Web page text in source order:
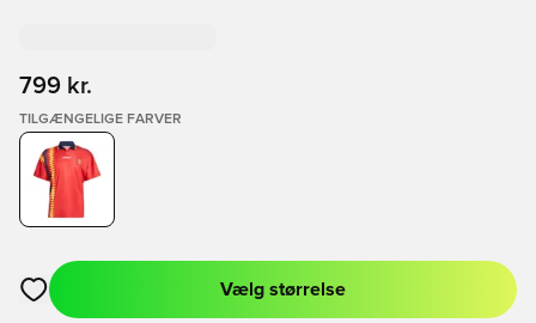
799 kr.
TILGÆNGELIGE FARVER
Åbner en Modal til at logge ind eller tilmelde dig som medlem
Vælg størrelse